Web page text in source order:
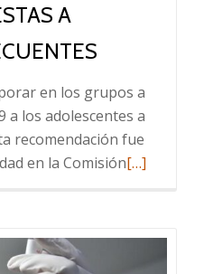
A
en los grupos a
a los adolescentes a
recomendación fue
en la ComisiónLeer
[…]